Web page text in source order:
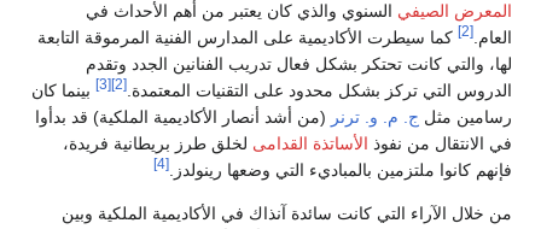
المعرض الصيفي السنوي والذي كان يعتبر من أهم الأحداث في
العام.[2]
كما سيطرت الأكاديمية على المدارس الفنية المرموقة التابعة
لها، والتي كانت تحتكر بشكل فعال تدريب الفنانين الجدد وتقدم
الدروس التي تركز بشكل محدود على التقنيات المعتمدة.[2]
[3]
بينما كان
رسامين مثل ج. م. و. ترنر (من أشد أنصار الأكاديمية الملكية) قد بدأوا
في الانتقال من نفوذ الأساتذة القدامى لخلق طرز بريطانية فريدة،
فإنهم كانوا ملتزمين بالمباديء التي وضعها رينولدز.[4]
من خلال الآراء التي كانت سائدة آنذاك في الأكاديمية الملكية وبين